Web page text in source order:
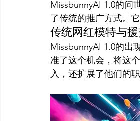
MissbunnyAI 1.0的问
了传统的推广方式。
传统网红模特与
MissbunnyAI 1.0的出
准了这个机会，将这
入，还扩展了他们的职